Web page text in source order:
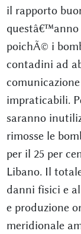
il rapporto
poichÃ© i
contadini ad
impraticabili.
saranno
rimosse le
per il 25 per
Libano. Il
danni fisici e
e produzione
meridionale